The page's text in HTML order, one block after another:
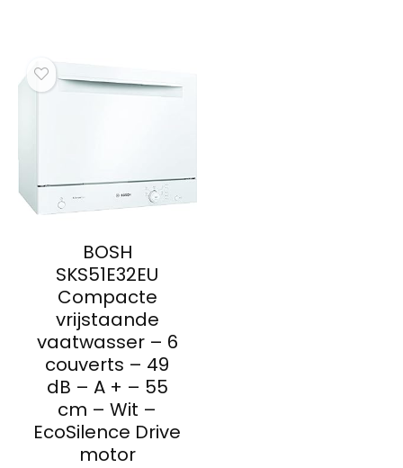
BOSH
SKS51E32EU
Compacte
vrijstaande
vaatwasser – 6
couverts – 49
dB – A + – 55
cm – Wit –
EcoSilence Drive
motor